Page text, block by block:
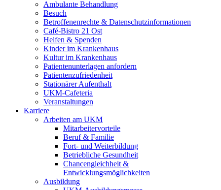
Ambulante Behandlung
Besuch
Betroffenenrechte & Datenschutzinformationen
Café-Bistro 21 Ost
Helfen & Spenden
Kinder im Krankenhaus
Kultur im Krankenhaus
Patientenunterlagen anfordern
Patientenzufriedenheit
Stationärer Aufenthalt
UKM-Cafeteria
Veranstaltungen
Karriere
Arbeiten am UKM
Mitarbeitervorteile
Beruf & Familie
Fort- und Weiterbildung
Betriebliche Gesundheit
Chancengleichheit &
Entwicklungsmöglichkeiten
Ausbildung